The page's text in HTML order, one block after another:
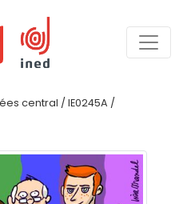
central / IE0245A /